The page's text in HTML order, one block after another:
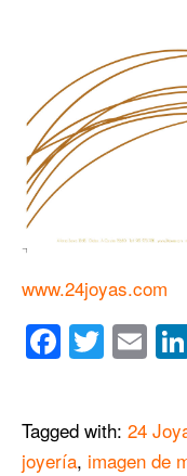
www.24joyas.com
Tagged with: 24
joyería, imagen de